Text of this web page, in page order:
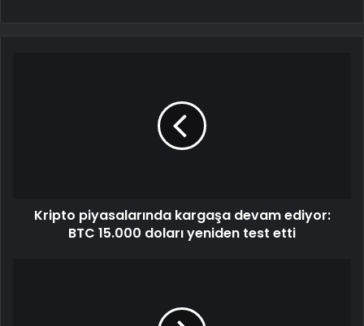
Kripto piyasalarında kargaşa devam ediyor:
BTC 15.000 doları yeniden test etti